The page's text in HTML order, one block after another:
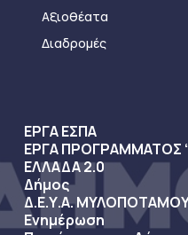
Αξιοθέατα
Διαδρομές
ΕΡΓΑ ΕΣΠΑ
ΕΡΓΑ ΠΡΟΓΡΑΜΜΑΤΟΣ
ΕΛΛΑΔΑ 2.0
Δήμος
Δ.Ε.Υ.Α.
Ενημέρωση